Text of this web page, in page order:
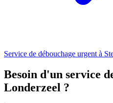
Service de débouchage urgent à
Besoin d'un service
Londerzeel ?